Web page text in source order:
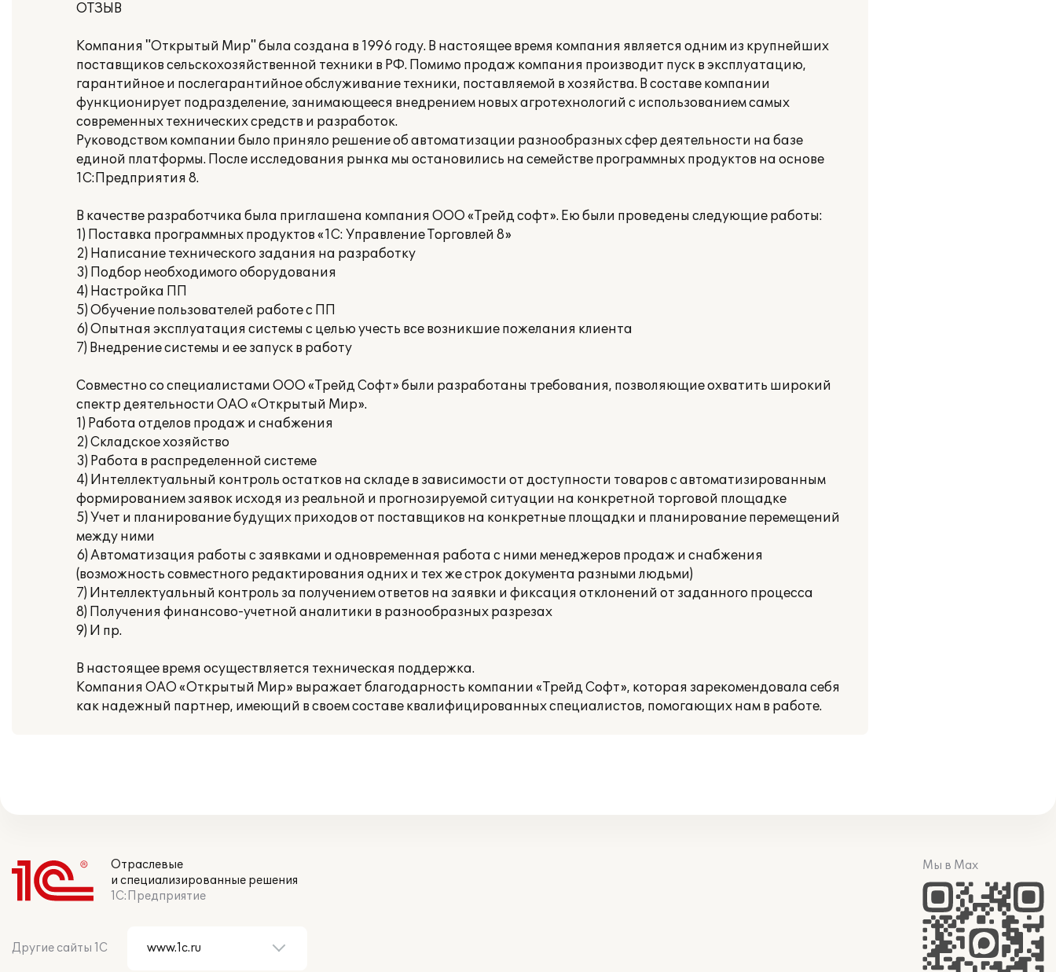
ОТЗЫВ
Компания "Открытый Мир" была создана в 1996 году. В настоящее время компания является одним из крупнейших
поставщиков сельскохозяйственной техники в РФ. Помимо продаж компания производит пуск в эксплуатацию,
гарантийное и послегарантийное обслуживание техники, поставляемой в хозяйства. В составе компании
функционирует подразделение, занимающееся внедрением новых агротехнологий с использованием самых
современных технических средств и разработок.
Руководством компании было приняло решение об автоматизации разнообразных сфер деятельности на базе
единой платформы. После исследования рынка мы остановились на семействе программных продуктов на основе
1С:Предприятия 8.
В качестве разработчика была приглашена компания ООО «Трейд софт». Ею были проведены следующие работы:
1) Поставка программных продуктов «1С: Управление Торговлей 8»
2) Написание технического задания на разработку
3) Подбор необходимого оборудования
4) Настройка ПП
5) Обучение пользователей работе с ПП
6) Опытная эксплуатация системы с целью учесть все возникшие пожелания клиента
7) Внедрение системы и ее запуск в работу
Совместно со специалистами ООО «Трейд Софт» были разработаны требования, позволяющие охватить широкий
спектр деятельности ОАО «Открытый Мир».
1) Работа отделов продаж и снабжения
2) Складское хозяйство
3) Работа в распределенной системе
4) Интеллектуальный контроль остатков на складе в зависимости от доступности товаров с автоматизированным
формированием заявок исходя из реальной и прогнозируемой ситуации на конкретной торговой площадке
5) Учет и планирование будущих приходов от поставщиков на конкретные площадки и планирование перемещений
между ними
6) Автоматизация работы с заявками и одновременная работа с ними менеджеров продаж и снабжения
(возможность совместного редактирования одних и тех же строк документа разными людьми)
7) Интеллектуальный контроль за получением ответов на заявки и фиксация отклонений от заданного процесса
8) Получения финансово-учетной аналитики в разнообразных разрезах
9) И пр.
В настоящее время осуществляется техническая поддержка.
Компания ОАО «Открытый Мир» выражает благодарность компании «Трейд Софт», которая зарекомендовала себя
как надежный партнер, имеющий в своем составе квалифицированных специалистов, помогающих нам в работе.
Отраслевые
и специализированные решения
1С:Предприятие
Другие сайты 1С
Мы в Max